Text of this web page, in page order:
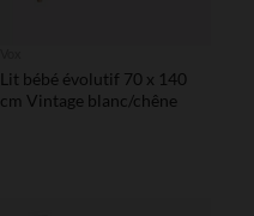
Lit bébé évolutif 70 x 140
cm Vintage blanc/chêne